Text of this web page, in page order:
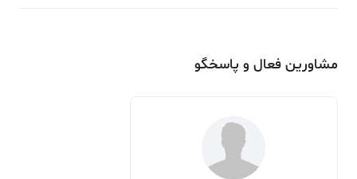
مشاورین فعال و پاسخگو